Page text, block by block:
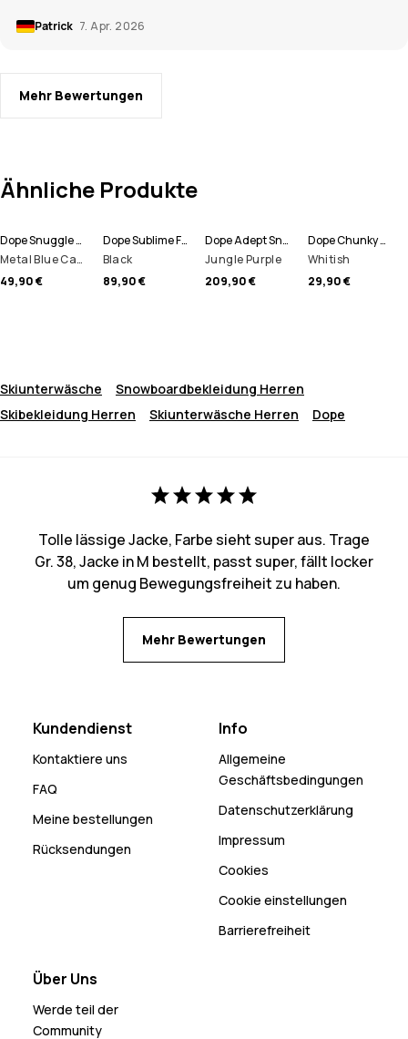
Patrick 7. Apr. 2026
Mehr Bewertungen
Ähnliche Produkte
Dope Snuggle Funktionshose Herren
Metal Blue Camo
49,90 €
Dope Sublime Fleece Hoodie Herren
Black
89,90 €
Dope Adept Snowboardjacke Herren
Jungle Purple
209,90 €
Dope Chunky Mütze
Whitish
29,90 €
Skiunterwäsche
Snowboardbekleidung Herren
Skibekleidung Herren
Skiunterwäsche Herren Dope
Tolle lässige Jacke, Farbe sieht super aus. Trage
Gr. 38, Jacke in M bestellt, passt super, fällt locker
um genug Bewegungsfreiheit zu haben.
Mehr Bewertungen
Kundendienst
Kontaktiere uns
FAQ
Meine bestellungen
Rücksendungen
Info
Allgemeine
Geschäftsbedingungen
Datenschutzerklärung
Impressum
Cookies
Cookie einstellungen
Barrierefreiheit
Über Uns
Werde teil der
Community